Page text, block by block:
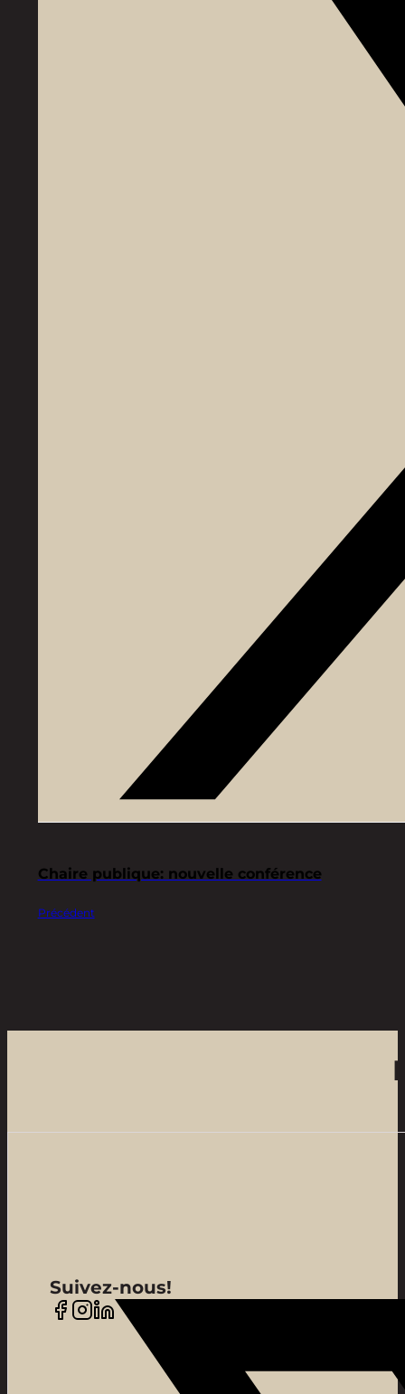
Précédent
Chaire publique: nouvelle conférence
Suivez-nous!